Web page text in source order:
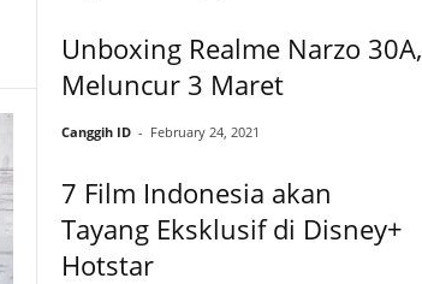
Unboxing Realme Narzo 30A,
Meluncur 3 Maret
Canggih ID - February 24, 2021
7 Film Indonesia akan
Tayang Eksklusif di Disney+
Hotstar